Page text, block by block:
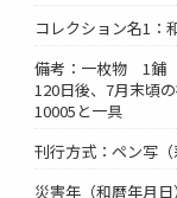
コレクション名1：
備考：一枚物 1鋪
120日後、7月末頃
10005と一具
刊行方式：ペン写（
災害年（和暦年月